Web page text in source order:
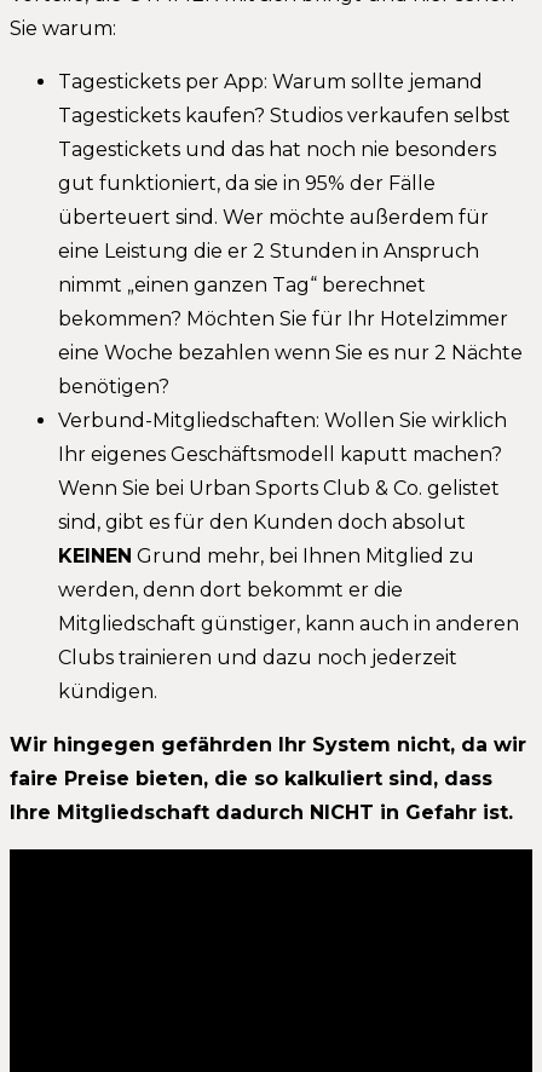
Sie warum:
Tagestickets per App: Warum sollte jemand
Tagestickets kaufen? Studios verkaufen selbst
Tagestickets und das hat noch nie besonders
gut funktioniert, da sie in 95% der Fälle
überteuert sind. Wer möchte außerdem für
eine Leistung die er 2 Stunden in Anspruch
nimmt „einen ganzen Tag“ berechnet
bekommen? Möchten Sie für Ihr Hotelzimmer
eine Woche bezahlen wenn Sie es nur 2 Nächte
benötigen?
Verbund-Mitgliedschaften: Wollen Sie wirklich
Ihr eigenes Geschäftsmodell kaputt machen?
Wenn Sie bei Urban Sports Club & Co. gelistet
sind, gibt es für den Kunden doch absolut
KEINEN Grund mehr, bei Ihnen Mitglied zu
werden, denn dort bekommt er die
Mitgliedschaft günstiger, kann auch in anderen
Clubs trainieren und dazu noch jederzeit
kündigen.
Wir hingegen gefährden Ihr System nicht, da wir
faire Preise bieten, die so kalkuliert sind, dass
Ihre Mitgliedschaft dadurch NICHT in Gefahr ist.